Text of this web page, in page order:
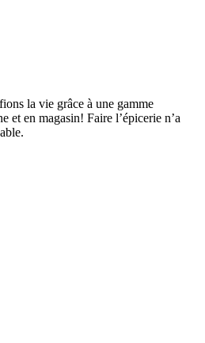
la vie grâce à une gamme
et en magasin! Faire l’épicerie n’a